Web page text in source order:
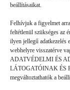
beállításaikat.
Felhívjuk a figyelmet
feltétlenül szükséges az
ilyen jellegű adatkezelés
webhelyre visszatérve
ADATVÉDELMI ÉS
LÁTOGATÓINAK ÉS
megváltoztathatók a
GYEREKSZEM
B. L. élményei:
akadt, a mókusok
mókusok a
ki…